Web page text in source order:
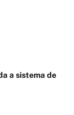
a sistema de